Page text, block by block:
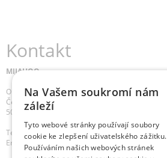
Kontakt
MIJAHOO
OMEGA® WEB Czech
Československé armády 300
500 03 Hradec Králové
Telefon:
+420 775 946 363
Email: info@omegaczech.cz
Na Vašem soukromí nám
záleží
Tyto webové stránky používají soubory
cookie ke zlepšení uživatelského zážitku.
Používáním našich webových stránek